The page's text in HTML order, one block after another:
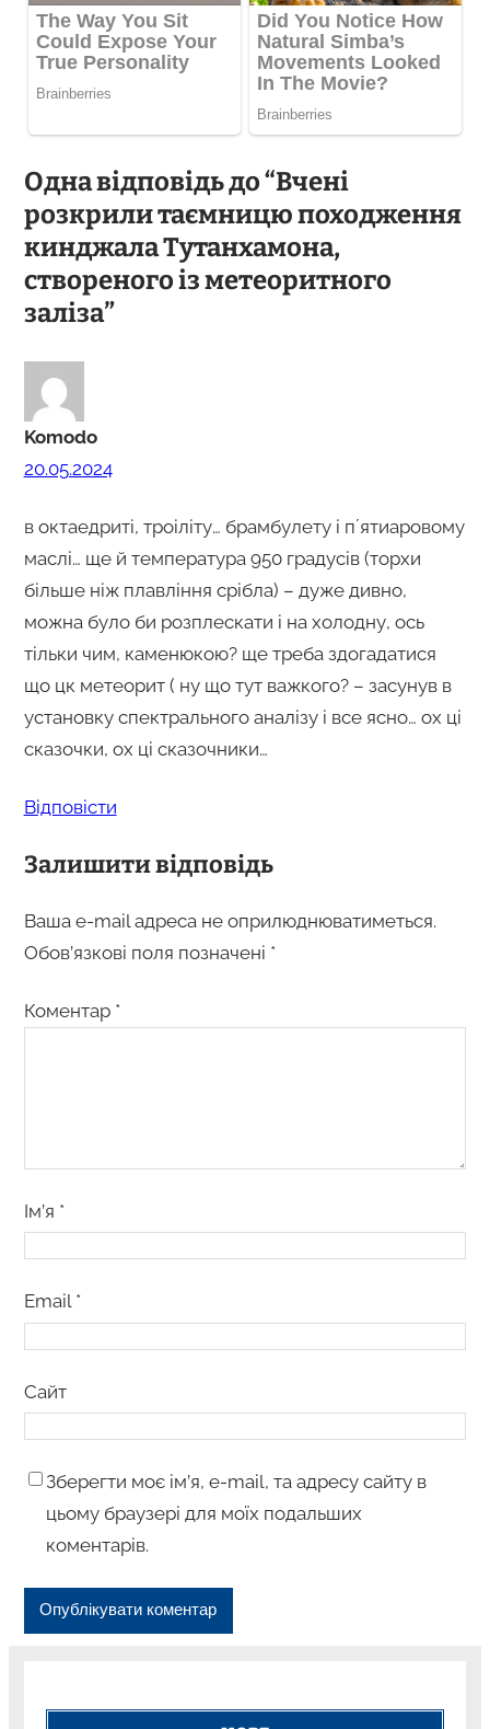
Одна відповідь до “Вчені
розкрили таємницю походження
кинджала Тутанхамона,
створеного із метеоритного
заліза”
Komodo
20.05.2024
в октаедриті, троіліту… брамбулету і пʼятиаровому
маслі… ще й температура 950 градусів (торхи
більше ніж плавління срібла) – дуже дивно,
можна було би розплескати і на холодну, ось
тільки чим, каменюкою? ще треба здогадатися
що цк метеорит ( ну що тут важкого? – засунув в
установку спектрального аналізу і все ясно… ох ці
сказочки, ох ці сказочники…
Відповіcти
Залишити відповідь
Ваша e-mail адреса не оприлюднюватиметься.
Обов’язкові поля позначені *
Коментар *
Ім’я *
Email *
Сайт
Зберегти моє ім’я, e-mail, та адресу сайту в
цьому браузері для моїх подальших
коментарів.